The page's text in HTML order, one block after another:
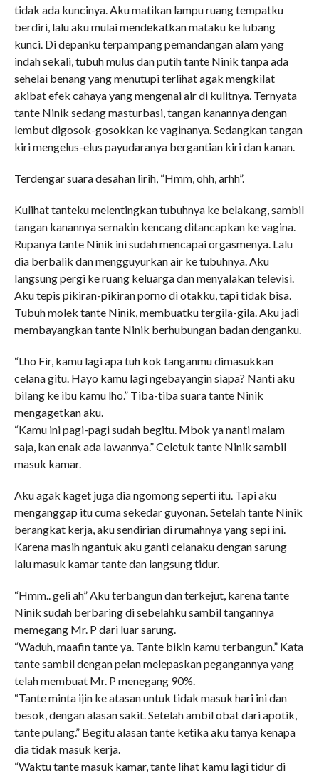
tidak ada kuncinya. Aku matikan lampu ruang tempatku
berdiri, lalu aku mulai mendekatkan mataku ke lubang
kunci. Di depanku terpampang pemandangan alam yang
indah sekali, tubuh mulus dan putih tante Ninik tanpa ada
sehelai benang yang menutupi terlihat agak mengkilat
akibat efek cahaya yang mengenai air di kulitnya. Ternyata
tante Ninik sedang masturbasi, tangan kanannya dengan
lembut digosok-gosokkan ke vaginanya. Sedangkan tangan
kiri mengelus-elus payudaranya bergantian kiri dan kanan.
Terdengar suara desahan lirih, “Hmm, ohh, arhh”.
Kulihat tanteku melentingkan tubuhnya ke belakang, sambil
tangan kanannya semakin kencang ditancapkan ke vagina.
Rupanya tante Ninik ini sudah mencapai orgasmenya. Lalu
dia berbalik dan mengguyurkan air ke tubuhnya. Aku
langsung pergi ke ruang keluarga dan menyalakan televisi.
Aku tepis pikiran-pikiran porno di otakku, tapi tidak bisa.
Tubuh molek tante Ninik, membuatku tergila-gila. Aku jadi
membayangkan tante Ninik berhubungan badan denganku.
“Lho Fir, kamu lagi apa tuh kok tanganmu dimasukkan
celana gitu. Hayo kamu lagi ngebayangin siapa? Nanti aku
bilang ke ibu kamu lho.” Tiba-tiba suara tante Ninik
mengagetkan aku.
“Kamu ini pagi-pagi sudah begitu. Mbok ya nanti malam
saja, kan enak ada lawannya.” Celetuk tante Ninik sambil
masuk kamar.
Aku agak kaget juga dia ngomong seperti itu. Tapi aku
menganggap itu cuma sekedar guyonan. Setelah tante Ninik
berangkat kerja, aku sendirian di rumahnya yang sepi ini.
Karena masih ngantuk aku ganti celanaku dengan sarung
lalu masuk kamar tante dan langsung tidur.
“Hmm.. geli ah” Aku terbangun dan terkejut, karena tante
Ninik sudah berbaring di sebelahku sambil tangannya
memegang Mr. P dari luar sarung.
“Waduh, maafin tante ya. Tante bikin kamu terbangun.” Kata
tante sambil dengan pelan melepaskan pegangannya yang
telah membuat Mr. P menegang 90%.
“Tante minta ijin ke atasan untuk tidak masuk hari ini dan
besok, dengan alasan sakit. Setelah ambil obat dari apotik,
tante pulang.” Begitu alasan tante ketika aku tanya kenapa
dia tidak masuk kerja.
“Waktu tante masuk kamar, tante lihat kamu lagi tidur di